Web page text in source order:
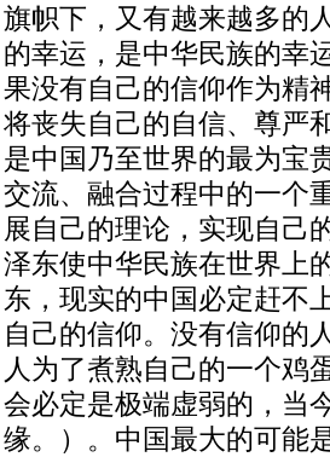
旗帜下，又有越来越多的
的幸运，是中华民族的幸
果没有自己的信仰作为精
将丧失自己的自信、尊严
是中国乃至世界的最为宝
交流、融合过程中的一个
展自己的理论，实现自己
泽东使中华民族在世界上
东，现实的中国必定赶不
自己的信仰。没有信仰的
人为了煮熟自己的一个鸡
会必定是极端虚弱的，当
缘。）。中国最大的可能